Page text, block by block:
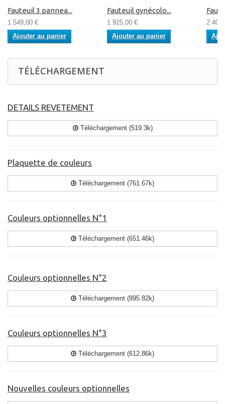
Fauteuil 3 pannea...
1 549,00 €
Ajouter au panier
Fauteuil gynécolo...
1 925,00 €
Ajouter au panier
2
TÉLÉCHARGEMENT
DETAILS REVETEMENT
Téléchargement (519.3k)
Plaquette de couleurs
Téléchargement (761.67k)
Couleurs optionnelles N°1
Téléchargement (651.46k)
Couleurs optionnelles N°2
Téléchargement (895.82k)
Couleurs optionnelles N°3
Téléchargement (612.86k)
Nouvelles couleurs optionnelles